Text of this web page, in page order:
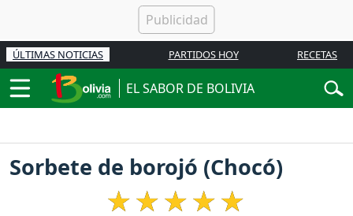
ÚLTIMAS NOTICIAS PARTIDOS HOY RECETAS
EL SABOR DE BOLIVIA
Sorbete de borojó (Chocó)